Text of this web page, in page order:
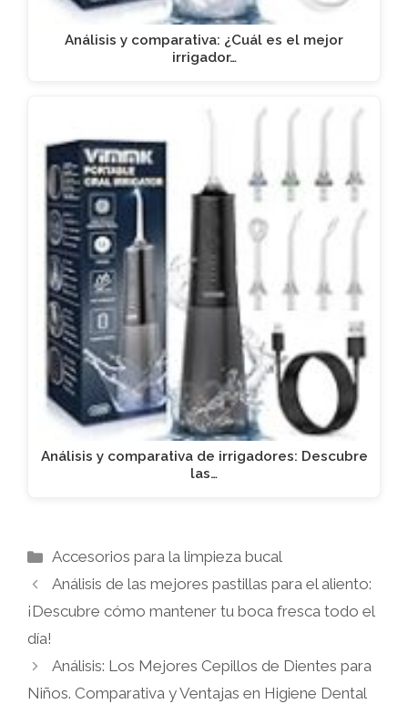
Análisis y comparativa: ¿Cuál es el mejor
irrigador…
Análisis y comparativa de irrigadores: Descubre
las…
Categorías
Accesorios para la limpieza bucal
Análisis de las mejores pastillas para el aliento:
¡Descubre cómo mantener tu boca fresca todo el
día!
Análisis: Los Mejores Cepillos de Dientes para
Niños. Comparativa y Ventajas en Higiene Dental